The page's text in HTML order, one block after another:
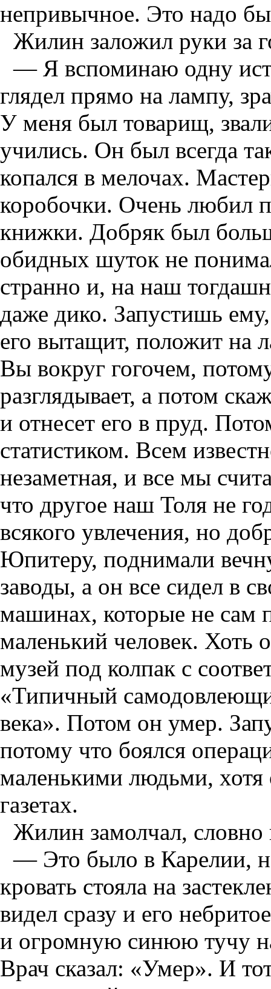
непривычное. Это надо
Жилин заложил руки за
— Я вспоминаю одну
глядел прямо на лампу,
У меня был товарищ,
учились. Он был всегда
копался в мелочах.
коробочки. Очень любил
книжки. Добряк был
обидных шуток не
странно и, на наш
даже дико. Запустишь
его вытащит, положит на
Вы вокруг гогочем,
разглядывает, а потом
и отнесет его в пруд.
статистиком. Всем
незаметная, и все мы
что другое наш Толя не
всякого увлечения, но
Юпитеру, поднимали
заводы, а он все сидел в
машинах, которые не сам
маленький человек. Хоть
музей под колпак с
«Типичный
века». Потом он умер.
потому что боялся
маленькими людьми, хотя
газетах.
Жилин замолчал,
— Это было в Карелии,
кровать стояла на
видел сразу и его
и огромную синюю тучу
Врач сказал: «Умер». И